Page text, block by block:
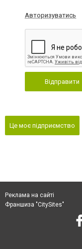
Авторизуватись
Відправити
Це моє підприємство
Реклама на сайті
Франшиза "CitySites"